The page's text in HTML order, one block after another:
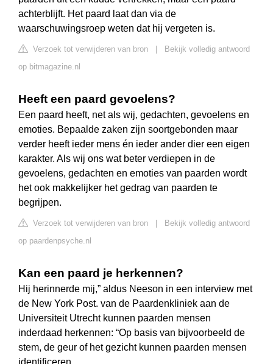
achterblijft. Het paard laat dan via de
waarschuwingsroep weten dat hij vergeten is.
Verzoek tot verwijderen van bron
Bekijk volledig antwoord
op bitmagazine.nl
Heeft een paard gevoelens?
Een paard heeft, net als wij, gedachten, gevoelens en
emoties. Bepaalde zaken zijn soortgebonden maar
verder heeft ieder mens én ieder ander dier een eigen
karakter. Als wij ons wat beter verdiepen in de
gevoelens, gedachten en emoties van paarden wordt
het ook makkelijker het gedrag van paarden te
begrijpen.
Verzoek tot verwijderen van bron
Bekijk volledig antwoord
op paardenpsyche.nl
Kan een paard je herkennen?
Hij herinnerde mij,” aldus Neeson in een interview met
de New York Post. van de Paardenkliniek aan de
Universiteit Utrecht kunnen paarden mensen
inderdaad herkennen: “Op basis van bijvoorbeeld de
stem, de geur of het gezicht kunnen paarden mensen